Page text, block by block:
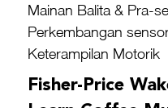
Mainan Balita & Pra-
Perkembangan
Keterampilan Motorik
Fisher-Price